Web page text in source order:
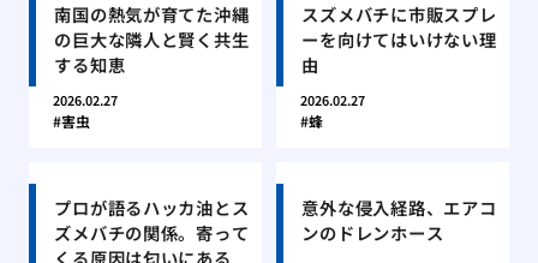
南国の熱気が育てた沖縄
の巨大な隣人と賢く共生
する知恵
2026.02.27
害虫
スズメバチに市販スプレ
ーを向けてはいけない理
由
2026.02.27
蜂
プロが語るハッカ油とス
ズメバチの関係。寄って
くる原因は匂いにある
意外な侵入経路、エアコ
ンのドレンホース